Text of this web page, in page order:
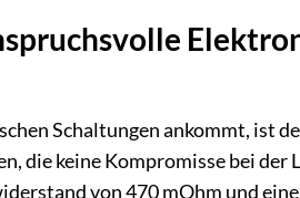
Schaltungen ankommt, ist
die keine Kompromisse bei
von 470 mOhm und